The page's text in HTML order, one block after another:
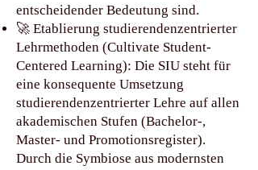
entscheidender Bedeutung sind.
🚀 Etablierung studierendenzentrierter
Lehrmethoden (Cultivate Student-
Centered Learning): Die SIU steht für
eine konsequente Umsetzung
studierendenzentrierter Lehre auf allen
akademischen Stufen (Bachelor-,
Master- und Promotionsregister).
Durch die Symbiose aus modernsten